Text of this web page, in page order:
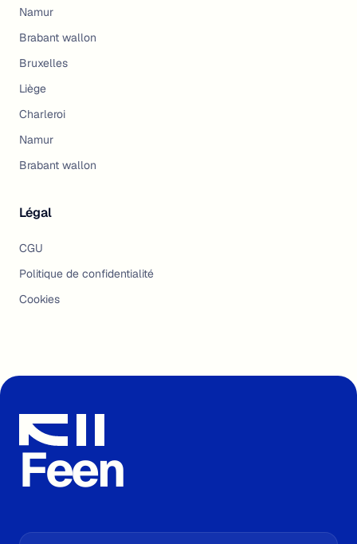
Namur
Brabant wallon
Bruxelles
Liège
Charleroi
Namur
Brabant wallon
Légal
CGU
Politique de confidentialité
Cookies
Feen